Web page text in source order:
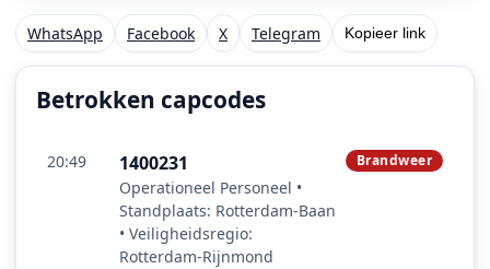
WhatsApp Facebook X Telegram Kopieer link
Betrokken capcodes
20:49 1400231
Operationeel Personeel •
Standplaats: Rotterdam-Baan
• Veiligheidsregio:
Rotterdam-Rijnmond
Brandweer